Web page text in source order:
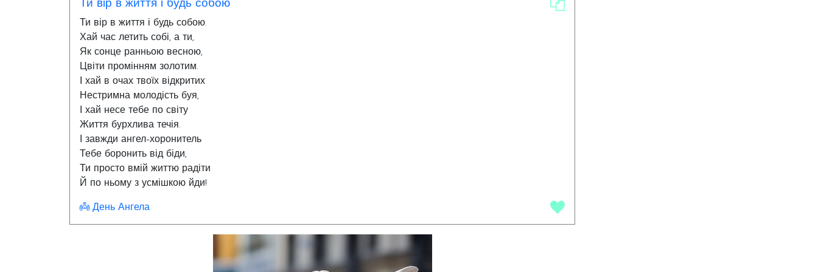
Ти вір в життя і будь собою
Ти вір в життя і будь собою.
Хай час летить собі, а ти,
Як сонце ранньою весною,
Цвіти промінням золотим.
І хай в очах твоїх відкритих
Нестримна молодість буя,
І хай несе тебе по світу
Життя бурхлива течія.
І завжди ангел-хоронитель
Тебе боронить від біди,
Ти просто вмій життю радіти
Й по ньому з усмішкою йди!
👼 День Ангела